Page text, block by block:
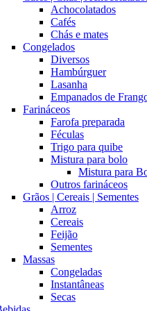
Achocolatados
Cafés
Chás e mates
Congelados
Diversos
Hambúrguer
Lasanha
Empanados de
Farináceos
Farofa preparada
Féculas
Trigo para quibe
Mistura para bolo
Mistura para
Outros farináceos
Grãos | Cereais | Sementes
Arroz
Cereais
Feijão
Sementes
Massas
Congeladas
Instantâneas
Secas